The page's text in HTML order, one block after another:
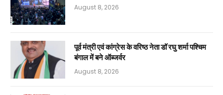
August 8, 2026
पूर्व मंत्री एवं कांग्रेस के वरिष्ठ नेता डॉ रघु शर्मा पश्चिम
बंगाल में बने ऑब्जर्वर
August 8, 2026